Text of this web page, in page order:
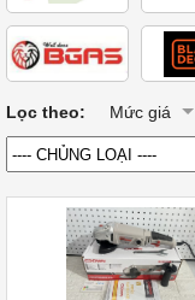
Lọc theo: Mức giá